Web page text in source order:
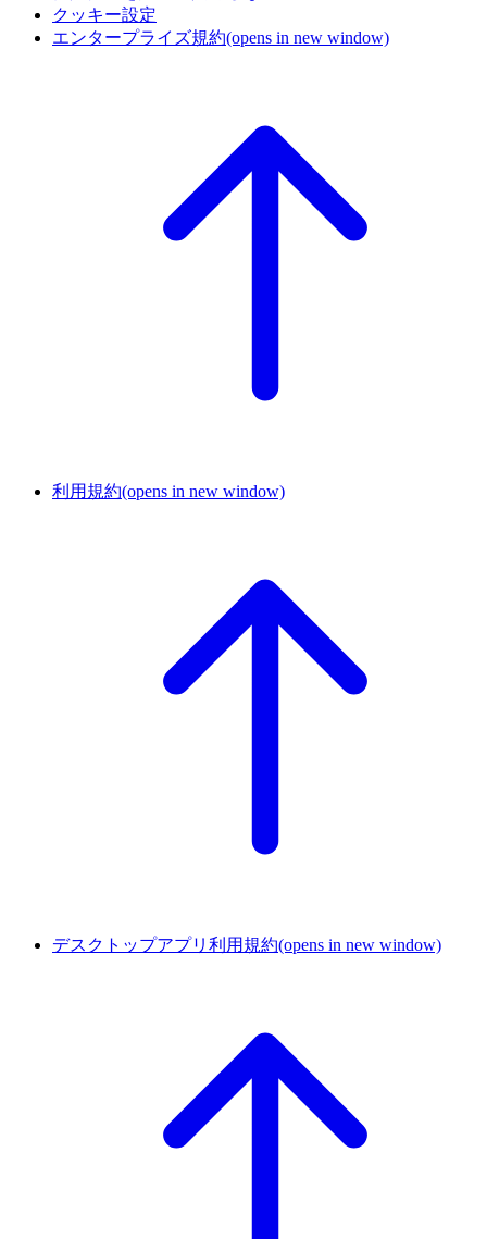
クッキー設定
エンタープライズ規約(opens in new window)
利用規約(opens in new window)
デスクトップアプリ利用規約(opens in new window)